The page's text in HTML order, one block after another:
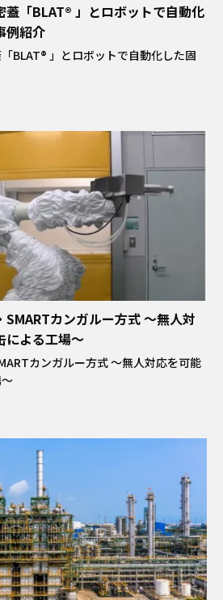
蓋「BLAT® 」とロボットで自動化
例紹介
BLAT® 」とロボットで自動化した固
カンガルー方式 ～無人対
による工場～
カンガルー方式 ～無人対応を可能